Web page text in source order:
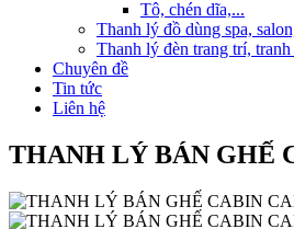
Tô, chén dĩa,...
Thanh lý đồ dùng spa,
Thanh lý đèn trang trí,
Chuyên đề
Tin tức
Liên hệ
THANH LÝ BÁN GHẾ